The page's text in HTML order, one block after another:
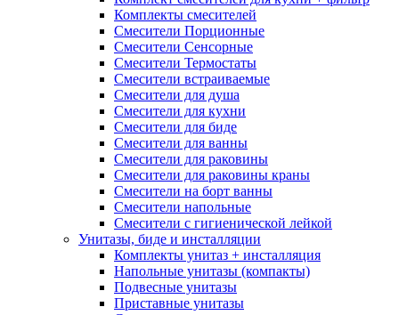
Комплекты смесителей
Смесители Порционные
Смесители Сенсорные
Смесители Термостаты
Смесители встраиваемые
Смесители для душа
Смесители для кухни
Смесители для биде
Смесители для ванны
Смесители для раковины
Смесители для раковины краны
Смесители на борт ванны
Смесители напольные
Смесители с гигиенической лейкой
Унитазы, биде и инсталляции
Комплекты унитаз + инсталляция
Напольные унитазы (компакты)
Подвесные унитазы
Приставные унитазы